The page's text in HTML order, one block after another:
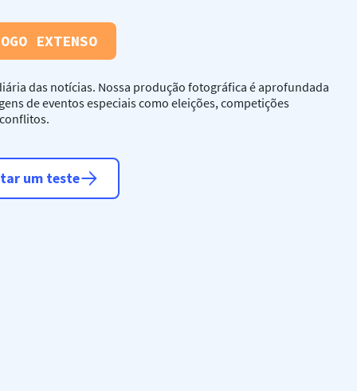
EXTENSO
das notícias. Nossa produção fotográfica é aprofundada
de eventos especiais como eleições, competições
um teste